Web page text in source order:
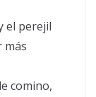
el perejil
más
comino,